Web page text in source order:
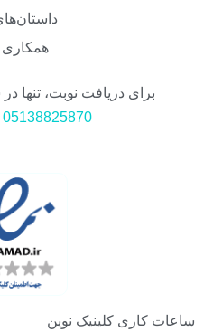
همکاری
برای دریافت نوبت، تنها
05138825870
ساعات کاری کلینیک نوین